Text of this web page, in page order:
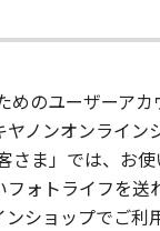
のユーザーア
ノンオンライ
ま」では、お
ォトライフを
ショップでご利